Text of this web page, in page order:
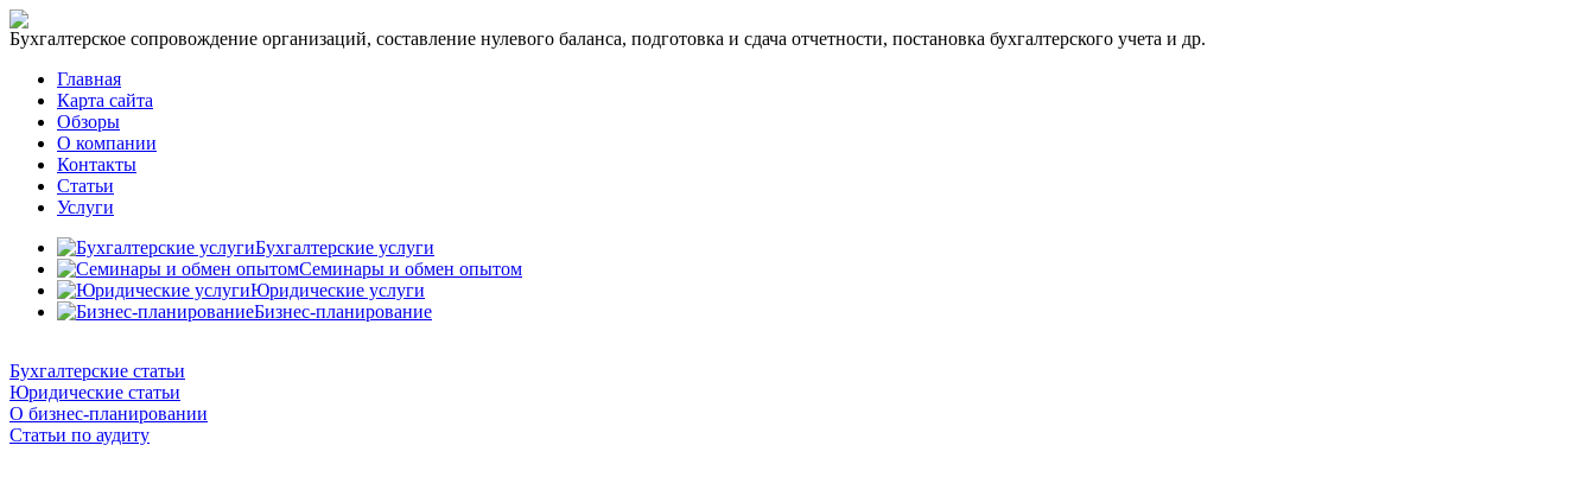
Бухгалтерское сопровождение организаций, составление нулевого баланса, подготовка и сдача отчетности, постановка бухгалтерского учета и др.
Главная
Карта сайта
Обзоры
О компании
Контакты
Статьи
Услуги
Бухгалтерские услуги
Семинары и обмен опытом
Юридические услуги
Бизнес-планирование
Бухгалтерские статьи
Юридические статьи
О бизнес-планировании
Статьи по аудиту